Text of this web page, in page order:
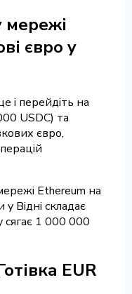
мережі
євро у
і перейдіть на
USDC) та
євро,
Ethereum на
Відні складає
сягає 1 000 000
EUR